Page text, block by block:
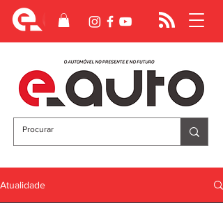
Atualidade